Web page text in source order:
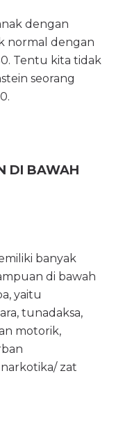
dengan
normal dengan
Tentu kita tidak
seorang
DI BAWAH
banyak
di bawah
yaitu
tunadaksa,
motorik,
zat